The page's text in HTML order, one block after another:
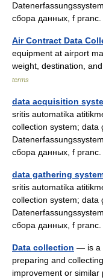
сбора данных, f
Air Contract Data
equipment at airport
weight, destination,
terms
data acquisition
sritis automatika
collection system; data
сбора данных, f
data gathering
sritis automatika
collection system; data
сбора данных, f
Data collection — is a
preparing and
improvement or